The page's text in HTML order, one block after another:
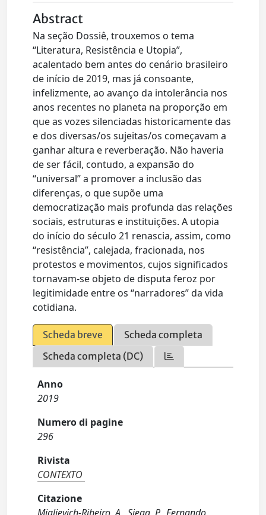
Abstract
Na seção Dossiê, trouxemos o tema
“Literatura, Resistência e Utopia”,
acalentado bem antes do cenário brasileiro
de início de 2019, mas já consoante,
infelizmente, ao avanço da intolerância nos
anos recentes no planeta na proporção em
que as vozes silenciadas historicamente das
e dos diversas/os sujeitas/os começavam a
ganhar altura e reverberação. Não haveria
de ser fácil, contudo, a expansão do
“universal” a promover a inclusão das
diferenças, o que supõe uma
democratização mais profunda das relações
sociais, estruturas e instituições. A utopia
do início do século 21 renascia, assim, como
“resistência”, calejada, fracionada, nos
protestos e movimentos, cujos significados
tornavam-se objeto de disputa feroz por
legitimidade entre os “narradores” da vida
cotidiana.
Scheda breve
Scheda completa
Scheda completa (DC)
Anno
2019
Numero di pagine
296
Rivista
CONTEXTO
Citazione